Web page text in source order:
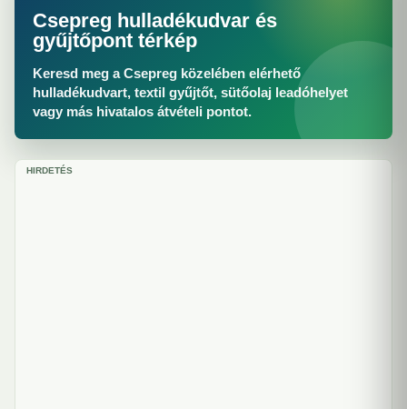
Csepreg hulladékudvar és
gyűjtőpont térkép
Keresd meg a Csepreg közelében elérhető
hulladékudvart, textil gyűjtőt, sütőolaj leadóhelyet
vagy más hivatalos átvételi pontot.
HIRDETÉS